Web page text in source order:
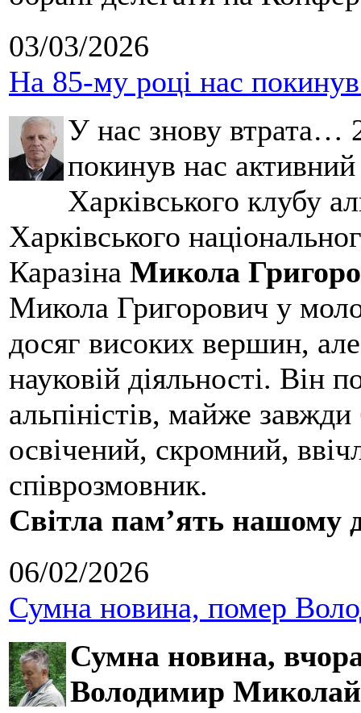
03/03/2026
На 85-му році нас
У нас знову втрата…
покинув нас
Харківського клубу
Харківського
Каразіна Микола
Микола Григорович у
досяг високих вершин,
науковій діяльності. Він
альпіністів, майже
освічений, скромний,
співрозмовник.
Світла пам’ять нашому
06/02/2026
Сумна новина, помер
Сумна новина,
Володимир